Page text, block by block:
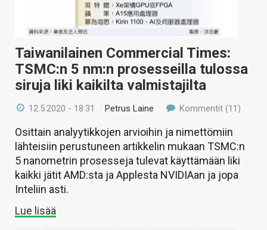
Taiwanilainen Commercial Times:
TSMC:n 5 nm:n prosesseilla tulossa
siruja liki kaikilta valmistajilta
12.5.2020 - 18:31 /Petrus Laine Kommentit (11)
Osittain analyytikkojen arvioihin ja nimettömiin
lähteisiin perustuneen artikkelin mukaan TSMC:n
5 nanometrin prosesseja tulevat käyttämään liki
kaikki jätit AMD:sta ja Applesta NVIDIAan ja jopa
Inteliin asti.
Lue lisää